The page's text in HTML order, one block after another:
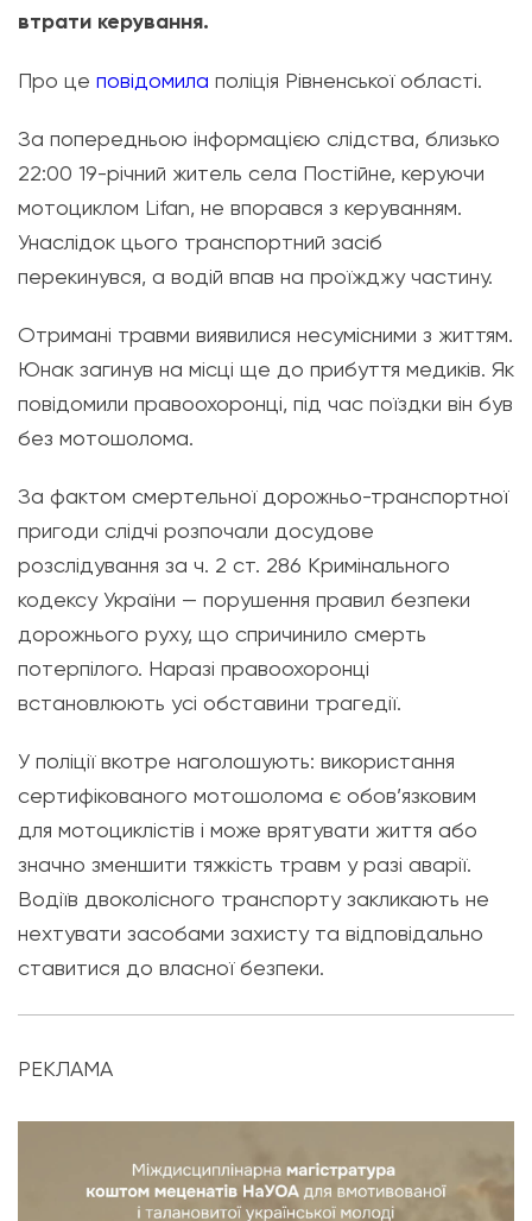
втрати керування.
Про це повідомила поліція Рівненської області.
За попередньою інформацією слідства, близько
22:00 19-річний житель села Постійне, керуючи
мотоциклом Lifan, не впорався з керуванням.
Унаслідок цього транспортний засіб
перекинувся, а водій впав на проїжджу частину.
Отримані травми виявилися несумісними з життям.
Юнак загинув на місці ще до прибуття медиків. Як
повідомили правоохоронці, під час поїздки він був
без мотошолома.
За фактом смертельної дорожньо-транспортної
пригоди слідчі розпочали досудове
розслідування за ч. 2 ст. 286 Кримінального
кодексу України — порушення правил безпеки
дорожнього руху, що спричинило смерть
потерпілого. Наразі правоохоронці
встановлюють усі обставини трагедії.
У поліції вкотре наголошують: використання
сертифікованого мотошолома є обов’язковим
для мотоциклістів і може врятувати життя або
значно зменшити тяжкість травм у разі аварії.
Водіїв двоколісного транспорту закликають не
нехтувати засобами захисту та відповідально
ставитися до власної безпеки.
РЕКЛАМА